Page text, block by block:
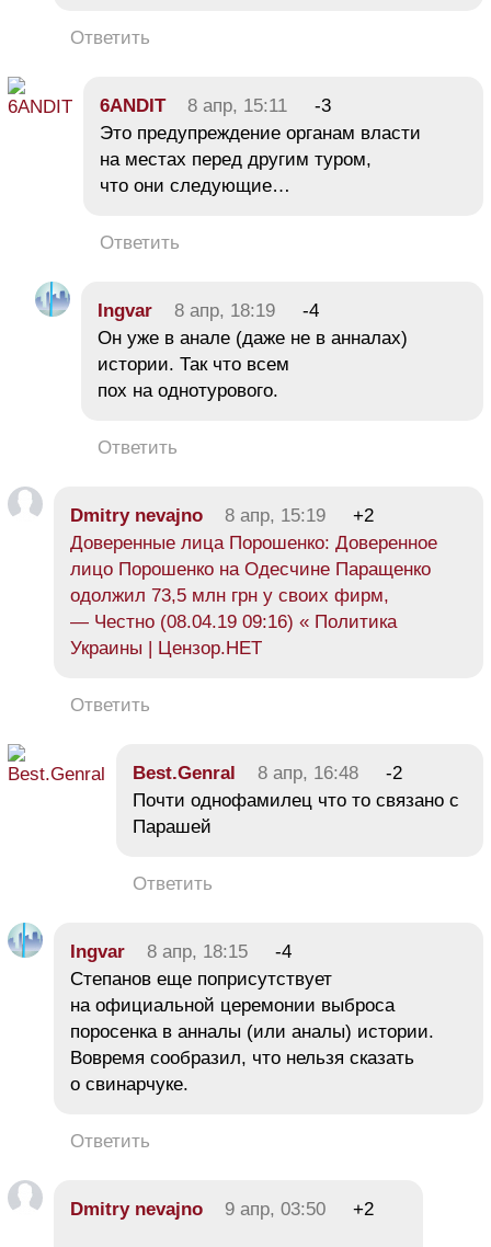
Ответить
6ANDIT 8 апр, 15:11
-3
Это предупреждение органам власти
на местах перед другим туром,
что они следующие…
Ответить
Ingvar 8 апр, 18:19
-4
Он уже в анале (даже не в анналах)
истории. Так что всем
пох на однотурового.
Ответить
Dmitry nevajno 8 апр, 15:19
+2
Доверенные лица Порошенко: Доверенное
лицо Порошенко на Одесчине Паращенко
одолжил 73,5 млн грн у своих фирм,
— Честно (08.04.19 09:16) « Политика
Украины | Цензор.НЕТ
Ответить
Best.Genral 8 апр, 16:48
-2
Почти однофамилец что то связано с
Парашей
Ответить
Ingvar 8 апр, 18:15
-4
Степанов еще поприсутствует
на официальной церемонии выброса
поросенка в анналы (или аналы) истории.
Вовремя сообразил, что нельзя сказать
о свинарчуке.
Ответить
Dmitry nevajno 9 апр, 03:50 +2